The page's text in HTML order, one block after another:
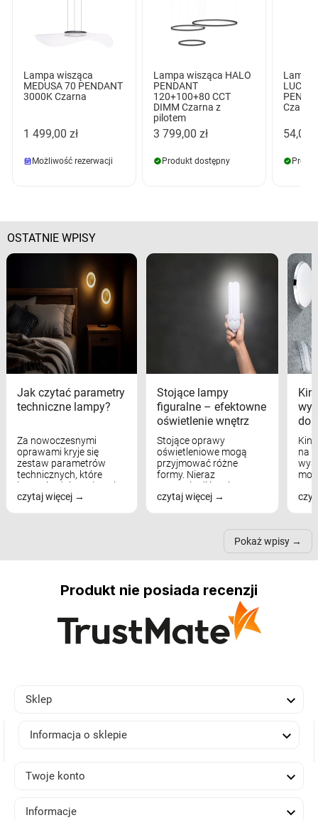
Lampa wisząca
MEDUSA 70 PENDANT
3000K Czarna
1 499,00 zł
Możliwość rezerwacji
Lampa wisząca HALO
PENDANT
120+100+80 CCT
DIMM Czarna z
pilotem
3 799,00 zł
Produkt dostępny
Lampa
LUCAS
Czarna
54,00
OSTATNIE WPISY
Jak czytać parametry
techniczne lampy?
Za nowoczesnymi
oprawami kryje się
zestaw parametrów
technicznych, które
bezpośrednio wpływają
na komfort widzenia,
czytaj więcej
Stojące lampy
figuralne – efektowne
oświetlenie wnętrz
Stojące oprawy
oświetleniowe mogą
przyjmować różne
formy. Nieraz
wspominaliśmy już
modele na łukowych
nich może przydać się w
czytaj więcej
na
Pokaż wpisy
Produkt nie posiada recenzji
Sklep 
Informacja o sklepie 
Twoje konto 
Informacje 